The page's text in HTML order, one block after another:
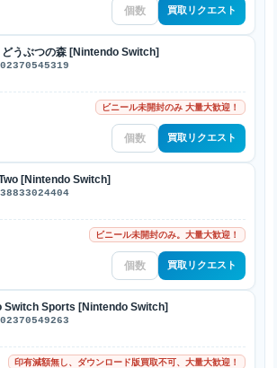
買取リクエスト
どうぶつの森 [Nintendo Switch]
ビニール未開封のみ 大量大歓迎！
買取リクエスト
[Nintendo Switch]
ビニール未開封のみ。大量大歓迎！
買取リクエスト
Switch Sports [Nintendo Switch]
印有減額無し、ダウンロード版買取不可、大量大歓迎！